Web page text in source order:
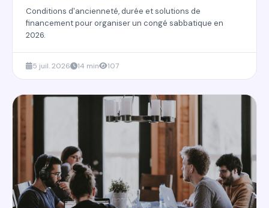
Conditions d'ancienneté, durée et solutions de
financement pour organiser un congé sabbatique en
2026.
5 juil. 2026 14 min 107